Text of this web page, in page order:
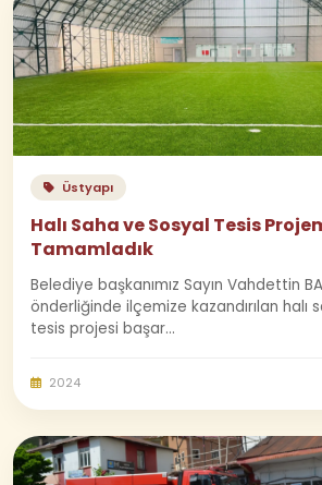
Üstyapı
Halı Saha ve Sosyal Tesis
Tamamladık
Belediye başkanımız Sayın Vahdettin
önderliğinde ilçemize kazandırılan halı
tesis projesi başar...
2024